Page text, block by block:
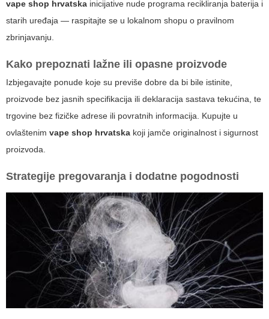
vape shop hrvatska inicijative nude programa recikliranja baterija i
starih uređaja — raspitajte se u lokalnom shopu o pravilnom
zbrinjavanju.
Kako prepoznati lažne ili opasne proizvode
Izbjegavajte ponude koje su previše dobre da bi bile istinite,
proizvode bez jasnih specifikacija ili deklaracija sastava tekućina, te
trgovine bez fizičke adrese ili povratnih informacija. Kupujte u
ovlaštenim vape shop hrvatska koji jamče originalnost i sigurnost
proizvoda.
Strategije pregovaranja i dodatne pogodnosti